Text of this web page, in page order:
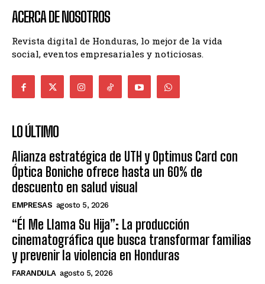
ACERCA DE NOSOTROS
Revista digital de Honduras, lo mejor de la vida
social, eventos empresariales y noticiosas.
LO ÚLTIMO
Alianza estratégica de UTH y Optimus Card con
Óptica Boniche ofrece hasta un 60% de
descuento en salud visual
EMPRESAS agosto 5, 2026
“Él Me Llama Su Hija”: La producción
cinematográfica que busca transformar familias
y prevenir la violencia en Honduras
FARANDULA agosto 5, 2026